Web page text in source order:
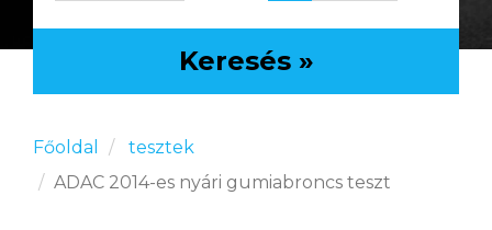
Keresés »
Főoldal
tesztek
ADAC 2014-es nyári gumiabroncs teszt